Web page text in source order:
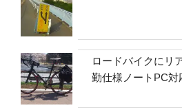
ロードバイクにリ
勤仕様ノートPC対